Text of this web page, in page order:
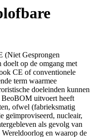
(Niet Gesprongen
doelt op de omgang met
CE of conventionele
term waarmee
doeleinden kunnen
BeoBOM uitvoert heeft
ofwel (fabrieksmatig
geïmproviseerd, nucleair,
als gevolg van
en waarop de